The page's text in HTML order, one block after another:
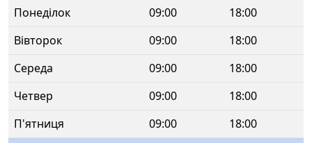
Понеділок 09:00
18:00
Вівторок
09:00
18:00
Середа
09:00
18:00
Четвер
09:00
18:00
П'ятниця
09:00
18:00